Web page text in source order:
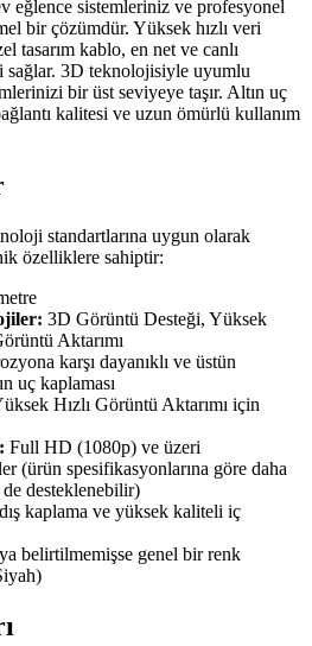
eğlence sistemleriniz ve profesyonel
bir çözümdür. Yüksek hızlı veri
tasarım kablo, en net ve canlı
sağlar. 3D teknolojisiyle uyumlu
bir üst seviyeye taşır. Altın uç
kalitesi ve uzun ömürlü kullanım
standartlarına uygun olarak
özelliklere sahiptir:
3D Görüntü Desteği, Yüksek
Aktarımı
karşı dayanıklı ve üstün
uç kaplaması
Hızlı Görüntü Aktarımı için
Full HD (1080p) ve üzeri
(ürün spesifikasyonlarına göre daha
desteklenebilir)
kaplama ve yüksek kaliteli iç
belirtilmemişse genel bir renk